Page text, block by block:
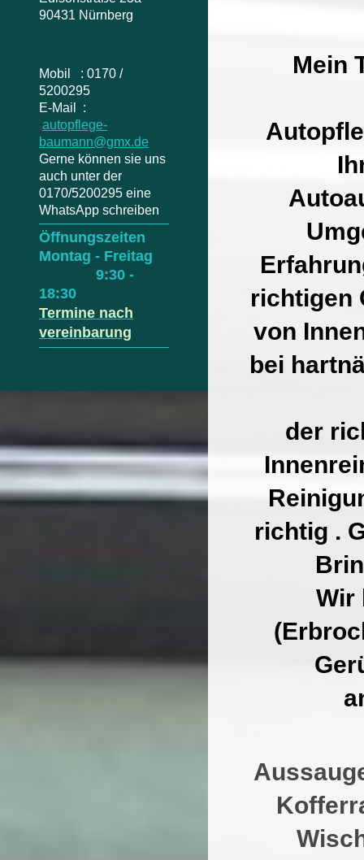
Mein
richtigen
von
bei
der
richtig .
Wir
90431 Nürnberg
Mobil : 0170 /
5200295
E-Mail :
autopflege-
baumann@gmx.de
Gerne können sie uns
auch unter der
0170/5200295 eine
WhatsApp schreiben
Öffnungszeiten
Montag - Freitag
9:30 -
18:30
Termine nach
vereinbarung